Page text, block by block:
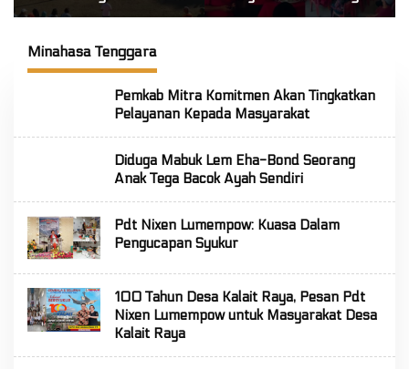
ke-81 di Mitra! Wabup
Kesatuan
Se-Kecamatan Touluaan
Minahasa Tenggara
Pemkab Mitra Komitmen Akan Tingkatkan
Pelayanan Kepada Masyarakat
Diduga Mabuk Lem Eha-Bond Seorang
Anak Tega Bacok Ayah Sendiri
Pdt Nixen Lumempow: Kuasa Dalam
Pengucapan Syukur
100 Tahun Desa Kalait Raya, Pesan Pdt
Nixen Lumempow untuk Masyarakat Desa
Kalait Raya